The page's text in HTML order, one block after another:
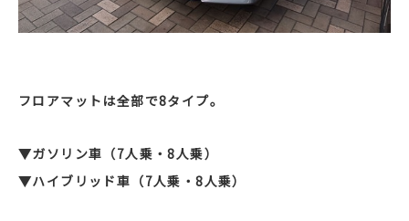
フロアマットは全部で8タイプ。
▼ガソリン車（7人乗・8人乗）
▼ハイブリッド車（7人乗・8人乗）